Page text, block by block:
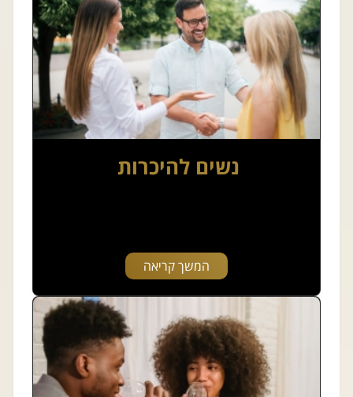
נשים להיכרות
המשך קריאה